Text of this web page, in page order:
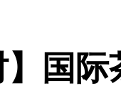
】国